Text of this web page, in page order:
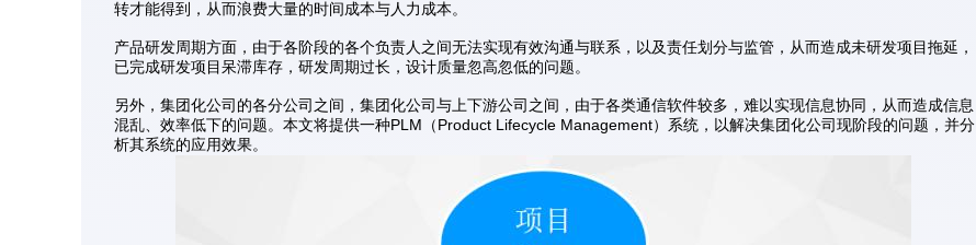
转才能得到，从而浪费大量的时间成本与人力成本。
产品研发周期方面，由于各阶段的各个负责人之间无法实现有效沟通与联系，以及责任划分与监管，从而造成未研发项目拖延，
已完成研发项目呆滞库存，研发周期过长，设计质量忽高忽低的问题。
另外，集团化公司的各分公司之间，集团化公司与上下游公司之间，由于各类通信软件较多，难以实现信息协同，从而造成信息
混乱、效率低下的问题。本文将提供一种PLM（Product Lifecycle Management）系统，以解决集团化公司现阶段的问题，并分
析其系统的应用效果。